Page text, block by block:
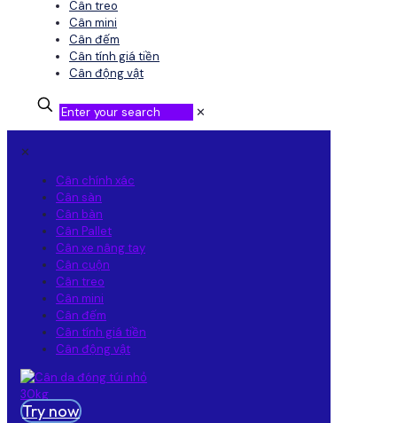
Cân treo
Cân mini
Cân đếm
Cân tính giá tiền
Cân động vật
✕
✕
Cân chính xác
Cân sàn
Cân bàn
Cân Pallet
Cân xe nâng tay
Cân cuộn
Cân treo
Cân mini
Cân đếm
Cân tính giá tiền
Cân động vật
Try now